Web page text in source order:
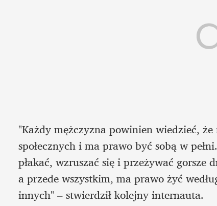
"Każdy mężczyzna powinien wiedzieć,
społecznych i ma prawo być sobą w
płakać, wzruszać się i przeżywać
a przede wszystkim, ma prawo żyć
innych" ­– stwierdził kolejny internauta.